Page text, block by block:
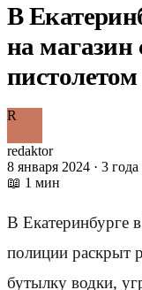
В
на
пистолетом
R
redaktor
8 января 2024 · 3 года
📖 1 мин
В Екатеринбурге
полиции раскрыт
бутылку водки,